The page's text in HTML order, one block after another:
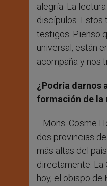
alegría. La
discípulos. Estos
testigos. Pienso
universal, están
acompaña y nos
¿Podría darnos
formación de la
–Mons. Cosme
dos provincias
más altas del
directamente. La
hoy, el obispo de